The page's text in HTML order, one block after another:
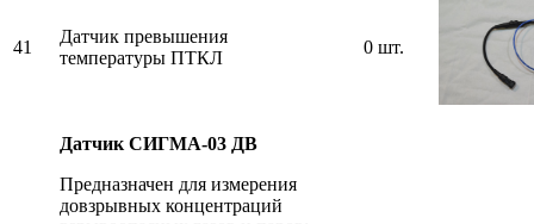
41
Датчик превышения
температуры ПТКЛ
0 шт.
Датчик СИГМА-03 ДВ
Предназначен для измерения
довзрывных концентраций